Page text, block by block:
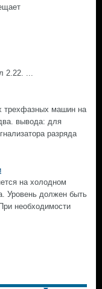
2.22. ...
машин на
вывода: для
разряда
на холодном
Уровень должен быть
необходимости